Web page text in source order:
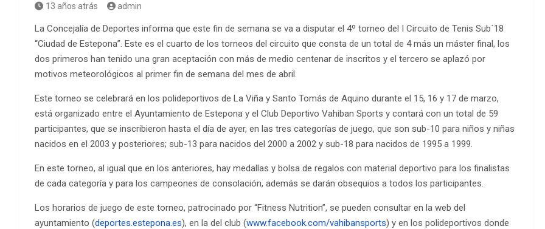
13 años atrás admin
La Concejalía de Deportes informa que este fin de semana se va a disputar el 4º torneo del I Circuito de Tenis Sub´18
“Ciudad de Estepona”. Este es el cuarto de los torneos del circuito que consta de un total de 4 más un máster final, los
dos primeros han tenido una gran aceptación con más de medio centenar de inscritos y el tercero se aplazó por
motivos meteorológicos al primer fin de semana del mes de abril.
Este torneo se celebrará en los polideportivos de La Viña y Santo Tomás de Aquino durante el 15, 16 y 17 de marzo,
está organizado entre el Ayuntamiento de Estepona y el Club Deportivo Vahiban Sports y contará con un total de 59
participantes, que se inscribieron hasta el día de ayer, en las tres categorías de juego, que son sub-10 para niños y niñas
nacidos en el 2003 y posteriores; sub-13 para nacidos del 2000 a 2002 y sub-18 para nacidos de 1995 a 1999.
En este torneo, al igual que en los anteriores, hay medallas y bolsa de regalos con material deportivo para los finalistas
de cada categoría y para los campeones de consolación, además se darán obsequios a todos los participantes.
Los horarios de juego de este torneo, patrocinado por “Fitness Nutrition”, se pueden consultar en la web del
ayuntamiento (deportes.estepona.es), en la del club (www.facebook.com/vahibansports) y en los polideportivos donde
EDM 26-
EDM